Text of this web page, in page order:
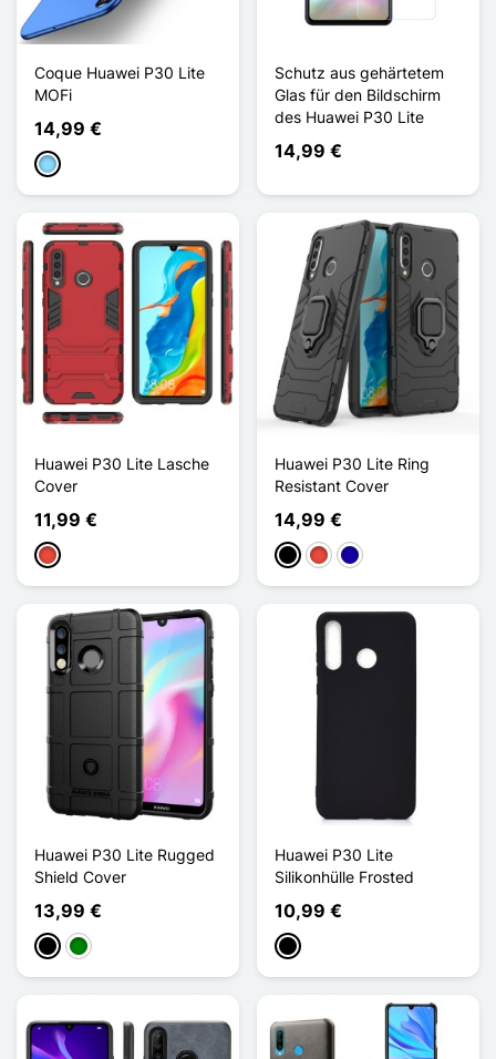
Coque Huawei P30 Lite
MOFi
14,99 €
Hellblau
Schutz aus gehärtetem
Glas für den Bildschirm
des Huawei P30 Lite
14,99 €
Huawei P30 Lite Lasche
Cover
11,99 €
Rot
Huawei P30 Lite Ring
Resistant Cover
14,99 €
Schwarz
Rot Dunkelblau
Huawei P30 Lite Rugged
Shield Cover
13,99 €
Schwarz
Grün
Huawei P30 Lite
Silikonhülle Frosted
10,99 €
Schwarz